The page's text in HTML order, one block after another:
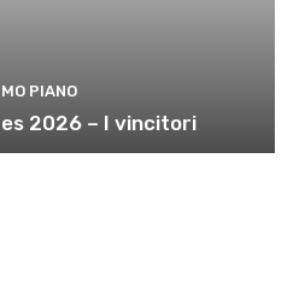
PIANO
2026 – I vincitori